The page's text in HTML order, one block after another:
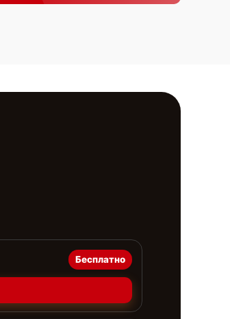
Бесплатно